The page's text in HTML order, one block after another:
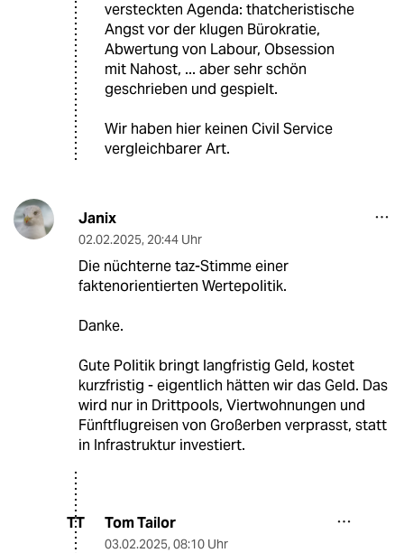
versteckten Agenda: thatcheristische
Angst vor der klugen Bürokratie,
Abwertung von Labour, Obsession
mit Nahost, ... aber sehr schön
geschrieben und gespielt.
Wir haben hier keinen Civil Service
vergleichbarer Art.
Janix
02.02.2025, 20:44 Uhr
Die nüchterne taz-Stimme einer
faktenorientierten Wertepolitik.
Danke.
Gute Politik bringt langfristig Geld, kostet
kurzfristig - eigentlich hätten wir das Geld. Das
wird nur in Drittpools, Viertwohnungen und
Fünftflugreisen von Großerben verprasst, statt
in Infrastruktur investiert.
TT Tom Tailor
03.02.2025, 08:10 Uhr